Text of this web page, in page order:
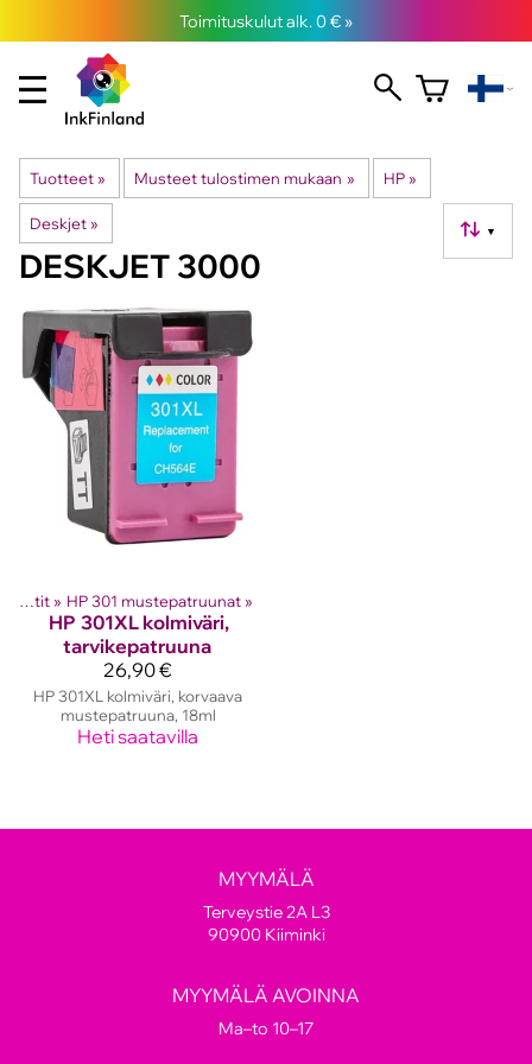
Toimituskulut alk. 0 € »
Tuotteet ‪» Musteet tulostimen mukaan ‪» HP ‪»
Deskjet ‪» ▼
DESKJET 3000
HP mustekasetit ‪» HP 301 mustepatruunat ‪»
HP 301XL kolmiväri,
tarvikepatruuna
26,90 €
HP 301XL kolmiväri, korvaava
mustepatruuna, 18ml
Heti saatavilla
MYYMÄLÄ
Terveystie 2A L3
90900 Kiiminki
MYYMÄLÄ AVOINNA
Ma–to 10–17